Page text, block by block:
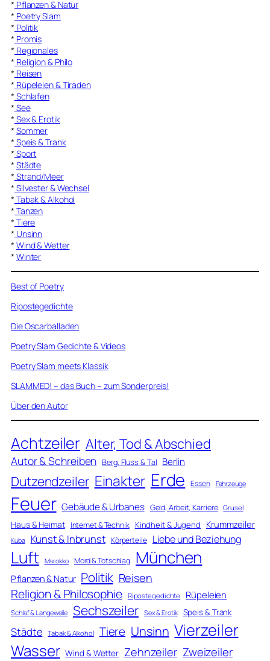
* Pflanzen & Natur
* Poetry Slam
* Politik
* Promis
* Regionales
* Religion & Philo
* Reisen
* Rüpeleien & Tiraden
* Schlafen
* See
* Sex & Erotik
* Sommer
* Speis & Trank
* Sport
* Städte
* Strand/Meer
* Silvester & Wechsel
* Tabak & Alkohol
* Tanzen
* Tiere
* Unsinn
* Wind & Wetter
* Winter
Best of Poetry
Ripostegedichte
Die Oscarballaden
Poetry Slam Gedichte & Videos
Poetry Slam meets Klassik
SLAMMED! – das Buch – zum Sonderpreis!
Über den Autor
Achtzeiler Alter, Tod & Abschied
Autor & Schreiben Berg, Fluss & Tal Berlin
Dutzendzeiler Einakter Erde Essen Fahrzeuge
Feuer Gebäude & Urbanes Geld, Arbeit, Karriere Grusel
Haus & Heimat Internet & Technik Kindheit & Jugend Krummzeiler
Kuba Kunst & Inbrunst Körperteile Liebe und Beziehung
Luft Marokko Mord & Totschlag München
Pflanzen & Natur Politik Reisen
Religion & Philosophie Ripostegedichte Rüpeleien
Schlaf & Langeweile Sechszeiler Sex & Erotik Speis & Trank
Städte Tabak & Alkohol Tiere Unsinn Vierzeiler
Wasser Wind & Wetter Zehnzeiler Zweizeiler